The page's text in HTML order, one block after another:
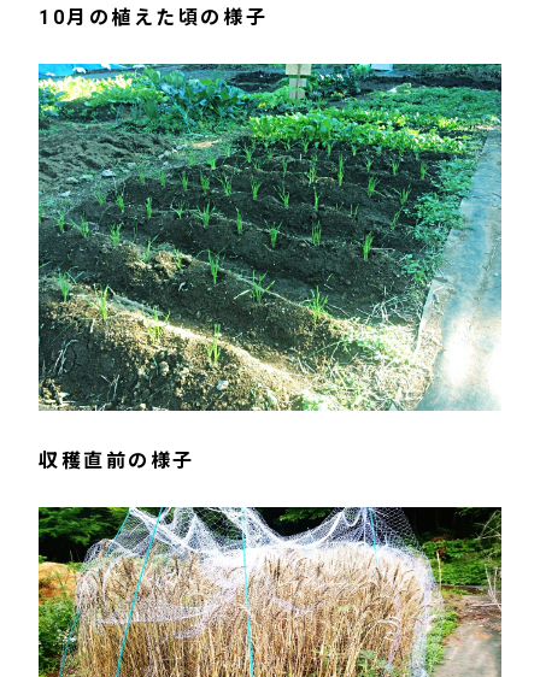
10月の植えた頃の様子
収穫直前の様子